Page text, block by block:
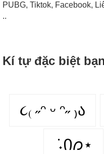
PUBG, Tiktok, Facebook,
..
Kí tự đặc biệt
૮₍ ˶ᵔ ᵕ ᵔ˶ ₎ა
݁ ˖Ი𐑼⋆